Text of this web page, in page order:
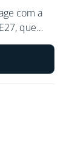
com a
que
ou com a
utilize os